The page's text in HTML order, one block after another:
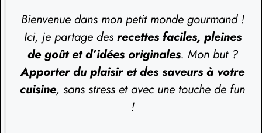
Bienvenue dans mon petit monde gourmand !
Ici, je partage des recettes faciles, pleines
de goût et d’idées originales. Mon but ?
Apporter du plaisir et des saveurs à votre
cuisine, sans stress et avec une touche de fun
!